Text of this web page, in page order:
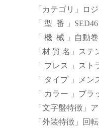
「カテゴリ」ロ
「 型 番 」
「 機 械 」自動
「材 質 名」ス
「 ブレス 」スト
「 タイプ 」メン
「 カラー 」ブラ
「文字盤特徴」
「外装特徴」回